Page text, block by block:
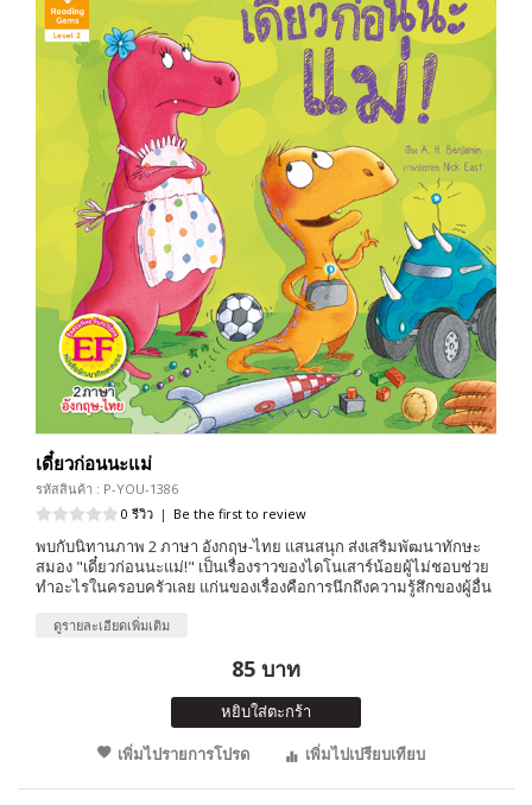
เดี๋ยวก่อนนะแม่
รหัสสินค้า : P-YOU-1386
0 รีวิว | Be the first to review
พบกับนิทานภาพ 2 ภาษา อังกฤษ-ไทย แสนสนุก ส่งเสริมพัฒนาทักษะ
สมอง "เดี๋ยวก่อนนะแม่!" เป็นเรื่องราวของไดโนเสาร์น้อยผู้ไม่ชอบช่วย
ทำอะไรในครอบครัวเลย แก่นของเรื่องคือการนึกถึงความรู้สึกของผู้อื่น
ดูรายละเอียดเพิ่มเติม
85 บาท
หยิบใส่ตะกร้า
เพิ่มไปรายการโปรด
เพิ่มไปเปรียบเทียบ